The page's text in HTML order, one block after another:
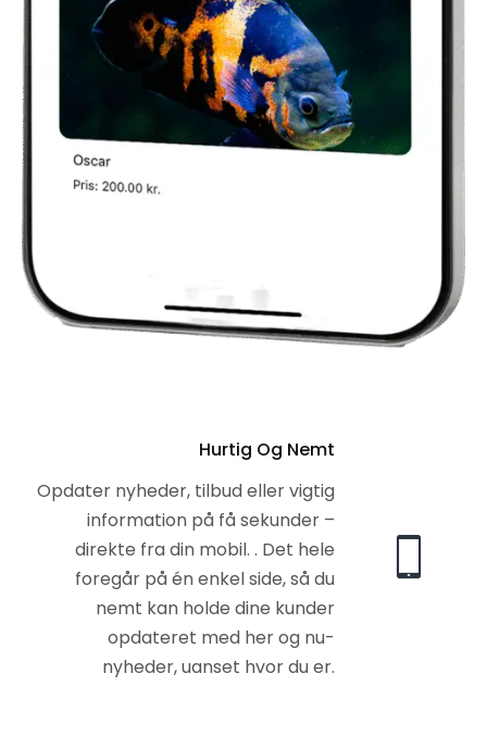
Hurtig Og Nemt
Opdater nyheder, tilbud eller vigtig
information på få sekunder –
direkte fra din mobil. . Det hele
foregår på én enkel side, så du
nemt kan holde dine kunder
opdateret med her og nu-
nyheder, uanset hvor du er.